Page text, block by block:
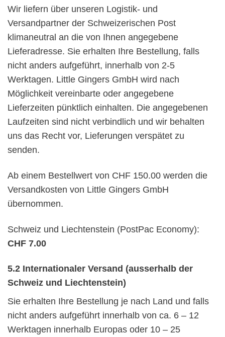
Wir liefern über unseren Logistik- und
Versandpartner der Schweizerischen Post
klimaneutral an die von Ihnen angegebene
Lieferadresse. Sie erhalten Ihre Bestellung, falls
nicht anders aufgeführt, innerhalb von 2-5
Werktagen. Little Gingers GmbH wird nach
Möglichkeit vereinbarte oder angegebene
Lieferzeiten pünktlich einhalten. Die angegebenen
Laufzeiten sind nicht verbindlich und wir behalten
uns das Recht vor, Lieferungen verspätet zu
senden.
Ab einem Bestellwert von CHF 150.00 werden die
Versandkosten von Little Gingers GmbH
übernommen.
Schweiz und Liechtenstein (PostPac Economy):
CHF 7.00
5.2 Internationaler Versand (ausserhalb der
Schweiz und Liechtenstein)
Sie erhalten Ihre Bestellung je nach Land und falls
nicht anders aufgeführt innerhalb von ca. 6 – 12
Werktagen innerhalb Europas oder 10 – 25